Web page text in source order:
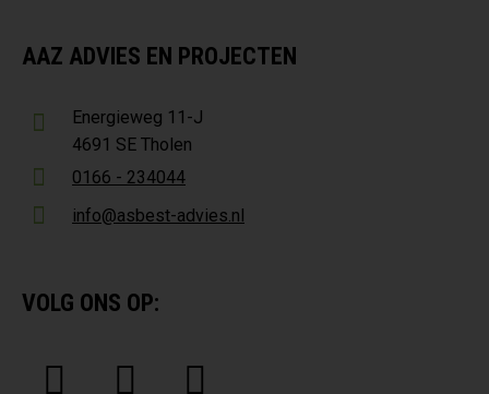
AAZ ADVIES EN PROJECTEN
Energieweg 11-J
4691 SE Tholen
0166 - 234044
info@asbest-advies.nl
VOLG ONS OP: